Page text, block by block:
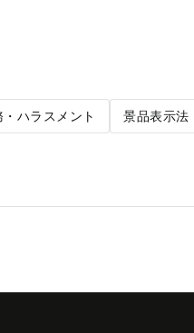
ハラスメント 景品表示法